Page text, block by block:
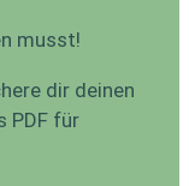
musst!
dir deinen
PDF für